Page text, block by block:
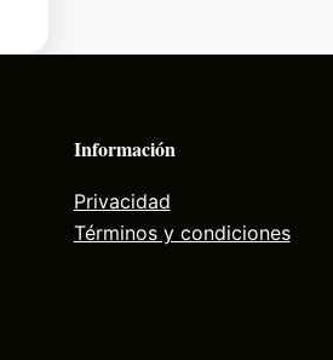
Información
Privacidad
Términos y condiciones